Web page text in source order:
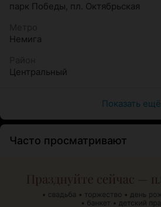
парк Победы, пл. Октябрьская
Немига
Центральный
Показать ещё
Часто просматривают